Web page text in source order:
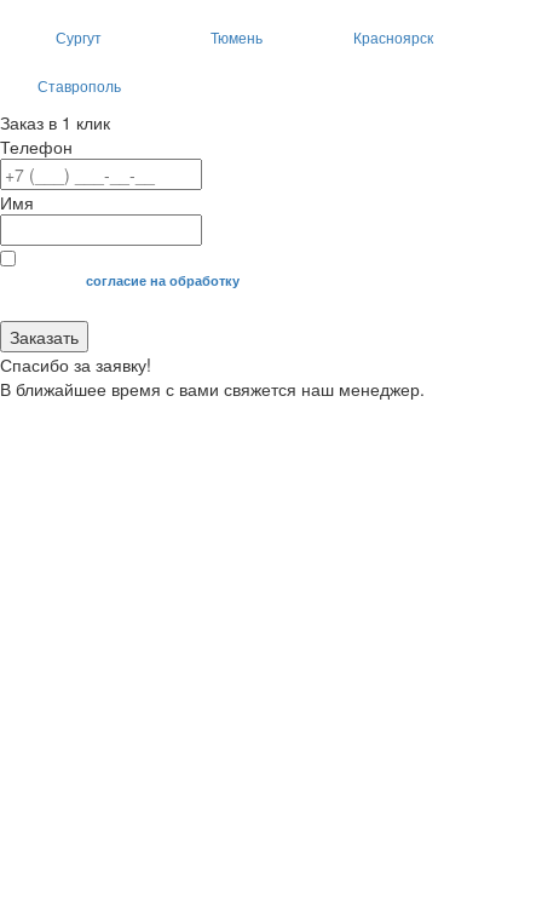
Сургут Тюмень Красноярск
Ставрополь
Заказ в 1 клик
Телефон
Имя
Я даю своесогласие на обработку
Заказать
Спасибо за заявку!
В ближайшее время с вами свяжется наш менеджер.